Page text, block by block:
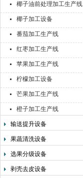
椰子油前处理加工生产线
椰子加工设备
番茄加工生产线
红枣加工生产线
苹果加工生产线
柠檬加工设备
芒果加工生产线
橙子加工生产线
输送提升设备
果蔬清洗设备
选果分级设备
剥壳去皮设备